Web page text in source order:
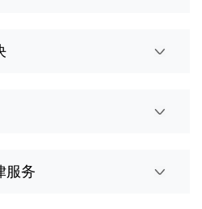
服务